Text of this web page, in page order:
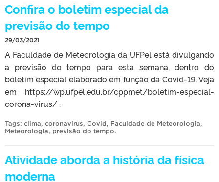
Confira o boletim especial da
previsão do tempo
29/03/2021
A Faculdade de Meteorologia da UFPel está divulgando
a previsão do tempo para esta semana, dentro do
boletim especial elaborado em função da Covid-19. Veja
em https://wp.ufpel.edu.br/cppmet/boletim-especial-
corona-virus/ .
Tags: clima, coronavirus, Covid, Faculdade de Meteorologia,
Meteorologia, previsão do tempo.
Atividade aborda a história da física
moderna